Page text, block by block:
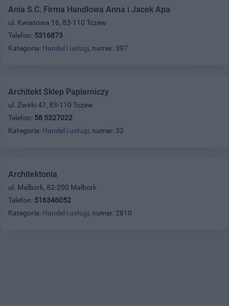
Ania S.C. Firma Handlowa Anna i Jacek Apa
ul. Kwiatowa 16, 83-110 Tczew
Telefon: 5316873
Kategoria: Handel i usługi, numer: 397
Architekt Sklep Papierniczy
ul. Żwirki 47, 83-110 Tczew
Telefon: 58 5327022
Kategoria: Handel i usługi, numer: 32
Architektonia
ul. Malbork, 82-200 Malbork
Telefon: 516346052
Kategoria: Handel i usługi, numer: 2810